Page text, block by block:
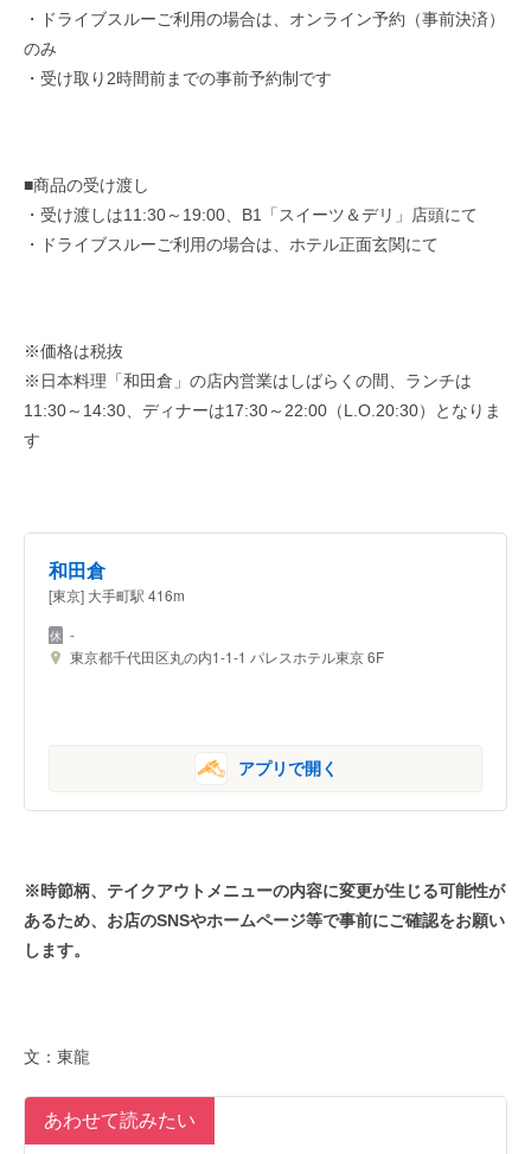
・ドライブスルーご利用の場合は、オンライン予約（事前決済）
のみ
・受け取り2時間前までの事前予約制です
■商品の受け渡し
・受け渡しは11:30～19:00、B1「スイーツ＆デリ」店頭にて
・ドライブスルーご利用の場合は、ホテル正面玄関にて
※価格は税抜
※日本料理「和田倉」の店内営業はしばらくの間、ランチは
11:30～14:30、ディナーは17:30～22:00（L.O.20:30）となりま
す
和田倉
[東京] 大手町駅 416m
-
東京都千代田区丸の内1-1-1 パレスホテル東京 6F
アプリで開く
※時節柄、テイクアウトメニューの内容に変更が生じる可能性が
あるため、お店のSNSやホームページ等で事前にご確認をお願い
します。
文：東龍
あわせて読みたい